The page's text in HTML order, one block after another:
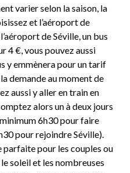
varier selon la saison, la
et l’aéroport de
de Séville, un bus
4 €, vous pouvez aussi
y emmènera pour un tarif
demande au moment de
aussi y aller en train en
alors un à deux jours
6h30 pour faire
pour rejoindre Séville).
parfaite pour les couples ou
soleil et les nombreuses